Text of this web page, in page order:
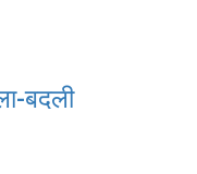
बदली